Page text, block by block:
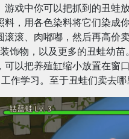
游戏中你可以把抓到的丑蛙
料，用各色染料将它们染成
滚滚、肉嘟嘟，然后再高价
饰物，以及更多的丑蛙幼
可以把养殖缸缩小放置在窗
工作学习。至于丑蛙们卖去哪